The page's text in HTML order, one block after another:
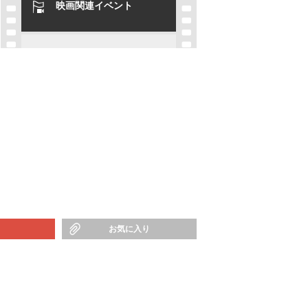
映画関連イベント
お気に入り